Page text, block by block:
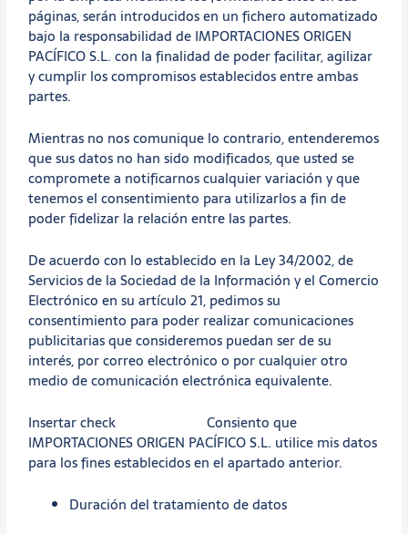
páginas, serán introducidos en un fichero automatizado
bajo la responsabilidad de IMPORTACIONES ORIGEN
PACÍFICO S.L. con la finalidad de poder facilitar, agilizar
y cumplir los compromisos establecidos entre ambas
partes.
Mientras no nos comunique lo contrario, entenderemos
que sus datos no han sido modificados, que usted se
compromete a notificarnos cualquier variación y que
tenemos el consentimiento para utilizarlos a fin de
poder fidelizar la relación entre las partes.
De acuerdo con lo establecido en la Ley 34/2002, de
Servicios de la Sociedad de la Información y el Comercio
Electrónico en su artículo 21, pedimos su
consentimiento para poder realizar comunicaciones
publicitarias que consideremos puedan ser de su
interés, por correo electrónico o por cualquier otro
medio de comunicación electrónica equivalente.
Insertar check Consiento que
IMPORTACIONES ORIGEN PACÍFICO S.L. utilice mis datos
para los fines establecidos en el apartado anterior.
Duración del tratamiento de datos